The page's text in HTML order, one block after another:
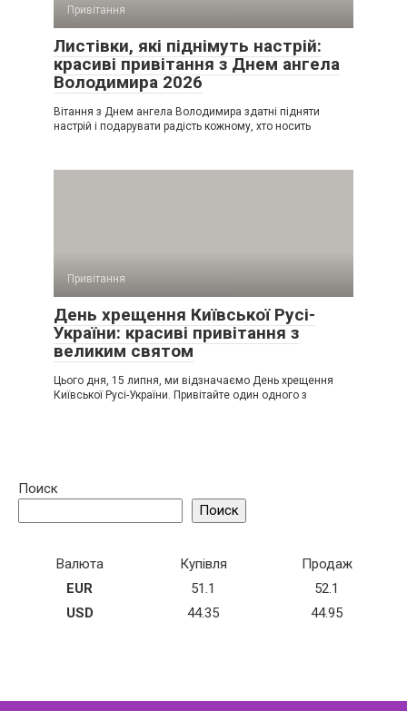
Привітання
Листівки, які піднімуть настрій:
красиві привітання з Днем ангела
Володимира 2026
Вітання з Днем ангела Володимира здатні підняти
настрій і подарувати радість кожному, хто носить
Привітання
День хрещення Київської Русі-
України: красиві привітання з
великим святом
Цього дня, 15 липня, ми відзначаємо День хрещення
Київської Русі-України. Привітайте один одного з
Поиск
Поиск
Валюта Купівля
Продаж
EUR
51.1
52.1
USD
44.35 44.95